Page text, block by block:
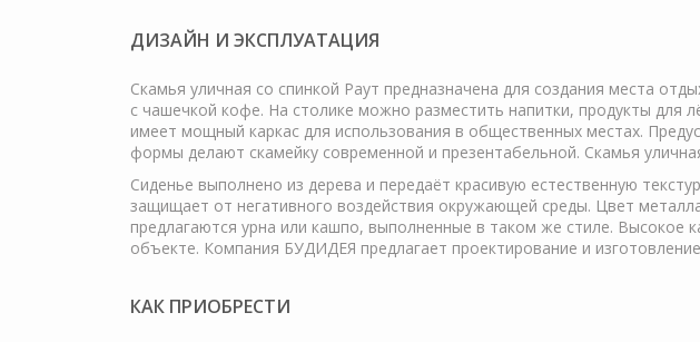
ДИЗАЙН И ЭКСПЛУАТАЦИЯ
Cкамья уличная со спинкой Раут предназначена для создания места
с чашечкой кофе. На столике можно разместить напитки, продукты для
имеет мощный каркас для использования в общественных местах.
формы делают скамейку современной и презентабельной. Cкамья
Сиденье выполнено из дерева и передаёт красивую естественную
защищает от негативного воздействия окружающей среды. Цвет
предлагаются урна или кашпо, выполненные в таком же стиле. Высокое
объекте. Компания БУДИДЕЯ предлагает проектирование и
КАК ПРИОБРЕСТИ